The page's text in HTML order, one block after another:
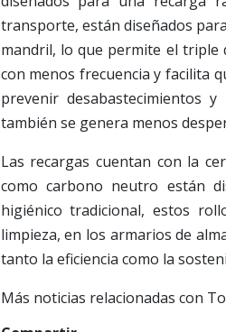
transporte, están diseñados
mandril, lo que permite el triple
con menos frecuencia y facilita
prevenir desabastecimientos
también se genera menos
Las recargas cuentan con la
como carbono neutro están
higiénico tradicional, estos
limpieza, en los armarios de
tanto la eficiencia como la
Más noticias relacionadas con